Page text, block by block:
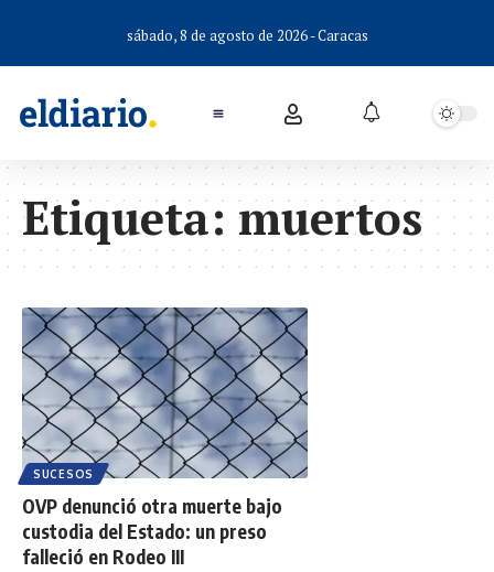
sábado, 8 de agosto de 2026 - Caracas
Etiqueta: muertos
SUCESOS
OVP denunció otra muerte bajo
custodia del Estado: un preso
falleció en Rodeo III